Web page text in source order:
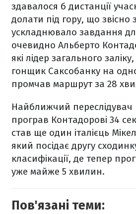
здавалося б дистанції
долати під гору, що звісно
ускладнювало завдання
очевидно Альберто
які лідер загального
гонщик Саксобанку на
промчав маршрут за 28
Найближчий переслідувач
програв Контадорові 34
став ще один італієць
який посідає другу
класифікації, де тепер
уже майже 5 хвилин.
Пов'язані теми: